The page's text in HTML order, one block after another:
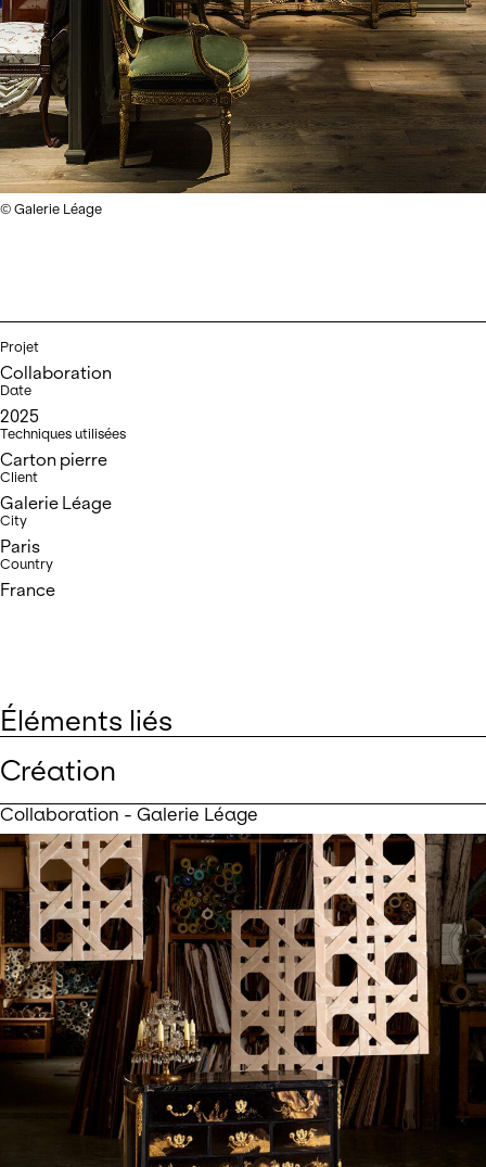
© Galerie Léage
Projet
Collaboration
Date
2025
Techniques utilisées
Carton pierre
Client
Galerie Léage
City
Paris
Country
France
Éléments liés
Création
Collaboration - Galerie Léage